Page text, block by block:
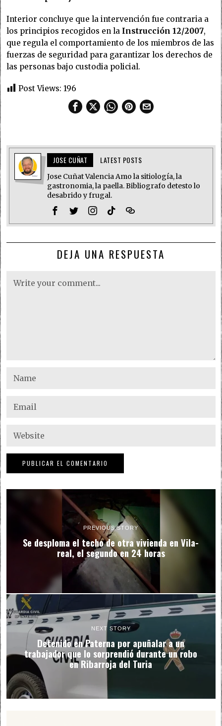
Interior concluye que la intervención fue contraria a
los principios recogidos en la Instrucción 12/2007,
que regula el comportamiento de los miembros de las
fuerzas de seguridad para garantizar los derechos de
las personas bajo custodia policial.
Post Views: 196
JOSE CUÑAT LATEST POSTS
Jose Cuñat Valencia Amo la sitiología, la
gastronomia, la paella. Bibliografo detesto lo
desabrido y frugal.
DEJA UNA RESPUESTA
PREVIOUS STORY
Se desploma el techo de otra vivienda en Vila-
real, el segundo en 24 horas
NEXT STORY
Detenido en Paterna por apuñalar a un
trabajador que lo sorprendió durante un robo
en Ribarroja del Turia